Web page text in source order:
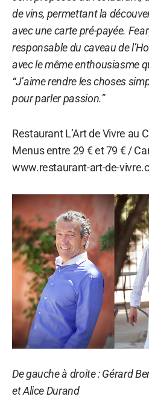
de vins, permettant la
avec une carte pré-payée.
responsable du caveau de
avec le même enthousiasme
“J’aime rendre les choses
pour parler passion.”
Restaurant L’Art de Vivre au
Menus entre 29 € et 79 € /
www.restaurant-art-de-
De gauche à droite : Gérard
et Alice Durand